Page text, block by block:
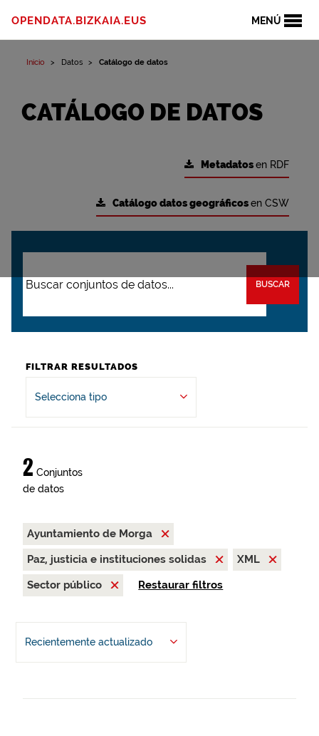
MENÚ
OPENDATA.BIZKAIA.EUS
Inicio Datos Catálogo de datos
CATÁLOGO DE DATOS
Metadatosen RDF
Catálogo datos geográficosen CSW
BUSCAR
FILTRAR RESULTADOS
Selecciona tipo
2 Conjuntos
de datos
Ayuntamiento de Morga
Paz, justicia e instituciones solidas
XML
Sector público
Restaurar filtros
Recientemente actualizado